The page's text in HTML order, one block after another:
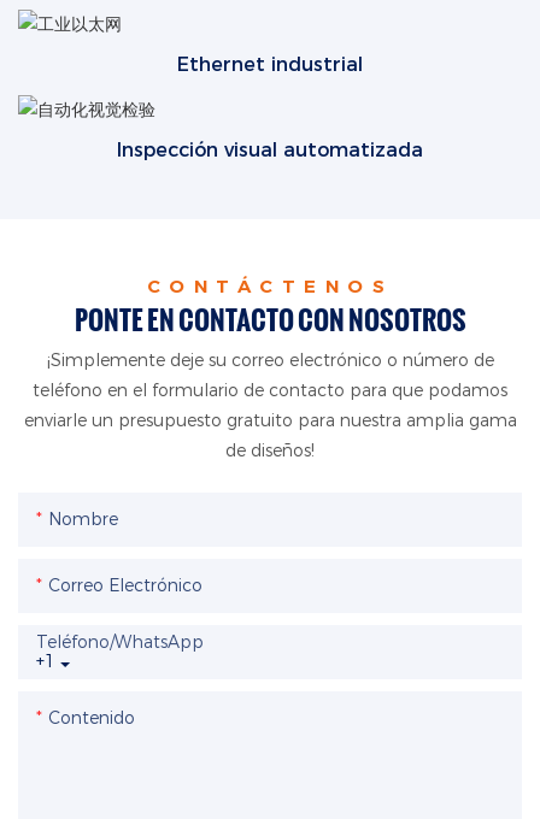
Ethernet industrial
Inspección visual automatizada
CONTÁCTENOS
PONTE EN CONTACTO CON NOSOTROS
¡Simplemente deje su correo electrónico o número de
teléfono en el formulario de contacto para que podamos
enviarle un presupuesto gratuito para nuestra amplia gama
de diseños!
Nombre
Correo Electrónico
+1
Teléfono/WhatsApp
Contenido